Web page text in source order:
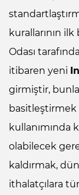
yünü
battaniye
yapımı halısı
çorap
şeker
içme suyu
salçası
suyu
yağı
şişe kapağı
şişe preformu
poşet
pencere
levha
ilk yardım
maden suyu
tıbbi
mendil
peçete
önleyici toz
kalem
hava
yasal hizmetler
denetim
kurallarının ilk
Odası
itibaren yeni
girmiştir,
basitleştirmek
kullanımında
olabilecek
kaldırmak,
ithalatçılara